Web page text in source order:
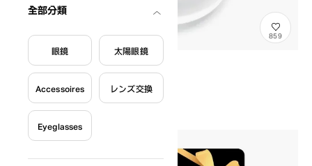
全部分類
眼鏡 太陽眼鏡
Accessoires レンズ交換
Eyeglasses
859
オンラインレンズ交換
GlassesProcessingFee
¥7,700 含稅〜